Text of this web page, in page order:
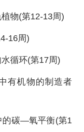
物(第12-13周)
16周)
循环(第17周)
有机物的制造者
的碳—氧平衡(第1